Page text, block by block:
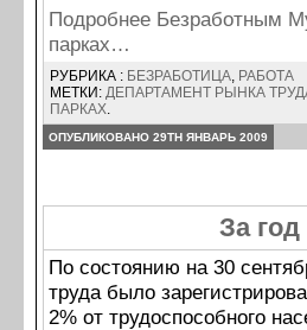
Подробнее Безработным
парках…
РУБРИКА : БЕЗРАБОТИЦА, РАБОТА
МЕТКИ: ДЕПАРТАМЕНТ РЫНКА
ПАРКАХ.
ОПУБЛИКОВАНО 29TH ЯНВАРЬ 2009
За
По состоянию на 30
труда было
2% от трудоспособного